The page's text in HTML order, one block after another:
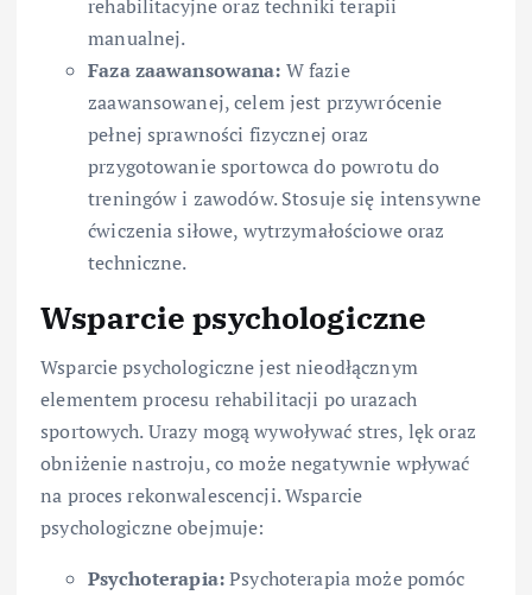
rehabilitacyjne oraz techniki terapii
manualnej.
Faza zaawansowana: W fazie
zaawansowanej, celem jest przywrócenie
pełnej sprawności fizycznej oraz
przygotowanie sportowca do powrotu do
treningów i zawodów. Stosuje się intensywne
ćwiczenia siłowe, wytrzymałościowe oraz
techniczne.
Wsparcie psychologiczne
Wsparcie psychologiczne jest nieodłącznym
elementem procesu rehabilitacji po urazach
sportowych. Urazy mogą wywoływać stres, lęk oraz
obniżenie nastroju, co może negatywnie wpływać
na proces rekonwalescencji. Wsparcie
psychologiczne obejmuje:
Psychoterapia:Psychoterapia może pomóc